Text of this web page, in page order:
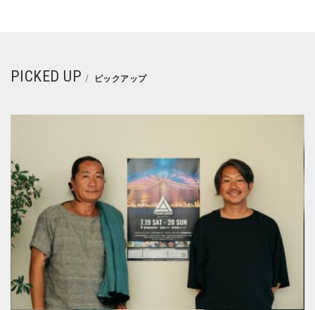
PICKED UP ピックアップ